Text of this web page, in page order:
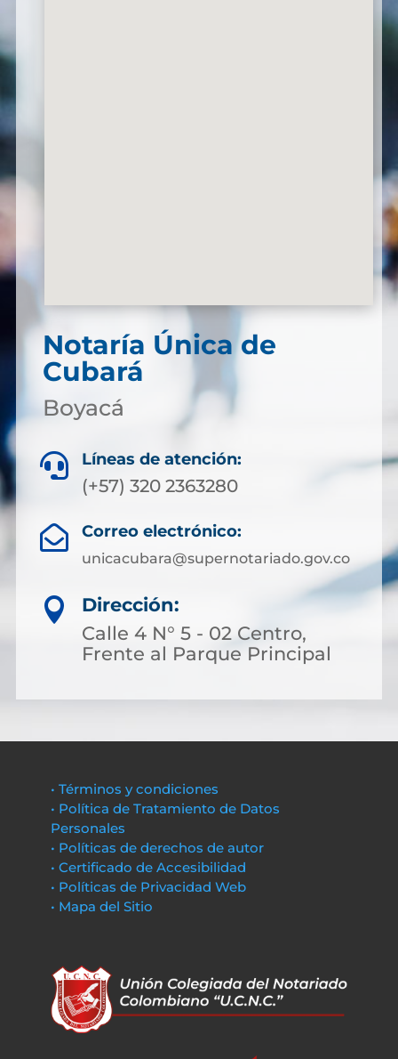
Notaría Única de
Cubará
Boyacá
 Líneas de atención:
(+57) 320 2363280
 Correo electrónico:
unicacubara@supernotariado.gov.co

Dirección:
Calle 4 N° 5 - 02 Centro,
Frente al Parque Principal
• Términos y condiciones
• Política de Tratamiento de Datos
Personales
• Políticas de derechos de autor
• Certificado de Accesibilidad
• Políticas de Privacidad Web
• Mapa del Sitio